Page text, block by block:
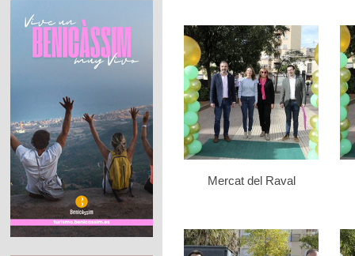
Mercat del Raval